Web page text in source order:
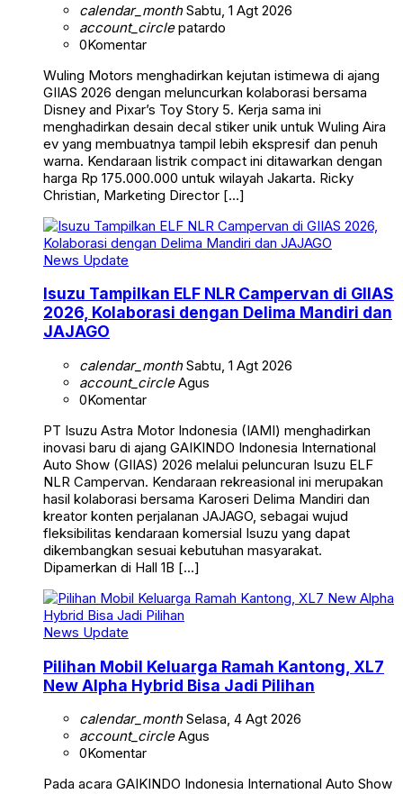
calendar_monthSabtu, 1 Agt 2026
account_circlepatardo
0Komentar
Wuling Motors menghadirkan kejutan istimewa di ajang
GIIAS 2026 dengan meluncurkan kolaborasi bersama
Disney and Pixar’s Toy Story 5. Kerja sama ini
menghadirkan desain decal stiker unik untuk Wuling Aira
ev yang membuatnya tampil lebih ekspresif dan penuh
warna. Kendaraan listrik compact ini ditawarkan dengan
harga Rp 175.000.000 untuk wilayah Jakarta. Ricky
Christian, Marketing Director […]
News Update
Isuzu Tampilkan ELF NLR Campervan di GIIAS
2026, Kolaborasi dengan Delima Mandiri dan
JAJAGO
calendar_monthSabtu, 1 Agt 2026
account_circleAgus
0Komentar
PT Isuzu Astra Motor Indonesia (IAMI) menghadirkan
inovasi baru di ajang GAIKINDO Indonesia International
Auto Show (GIIAS) 2026 melalui peluncuran Isuzu ELF
NLR Campervan. Kendaraan rekreasional ini merupakan
hasil kolaborasi bersama Karoseri Delima Mandiri dan
kreator konten perjalanan JAJAGO, sebagai wujud
fleksibilitas kendaraan komersial Isuzu yang dapat
dikembangkan sesuai kebutuhan masyarakat.
Dipamerkan di Hall 1B […]
News Update
Pilihan Mobil Keluarga Ramah Kantong, XL7
New Alpha Hybrid Bisa Jadi Pilihan
calendar_monthSelasa, 4 Agt 2026
account_circleAgus
0Komentar
Pada acara GAIKINDO Indonesia International Auto Show